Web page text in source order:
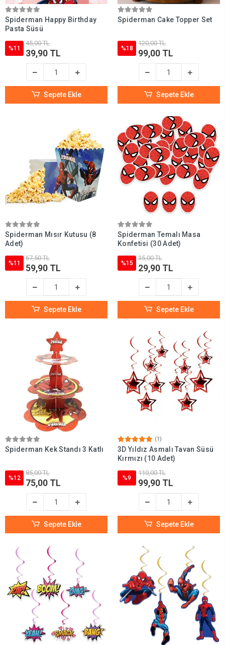
Spiderman Happy Birthday
Pasta Süsü
%11
45,00 TL
39,90 TL
Sepete Ekle
Spiderman Cake Topper Set
%18
120,00 TL
99,00 TL
Sepete Ekle
Spiderman Mısır Kutusu (8
Adet)
%11
67,50 TL
59,90 TL
Sepete Ekle
Spiderman Temalı Masa
Konfetisi (30 Adet)
%15
35,00 TL
29,90 TL
Sepete Ekle
Spiderman Kek Standı 3 Katlı
%12
85,00 TL
75,00 TL
Sepete Ekle
(1)
3D Yıldız Asmalı Tavan Süsü
Kırmızı (10 Adet)
%9
110,00 TL
99,90 TL
Sepete Ekle